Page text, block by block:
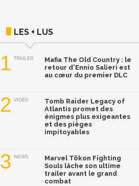
LES + LUS
1 TRAILER
Mafia The Old Country : le
retour d'Ennio Salieri est
au cœur du premier DLC
2 VIDÉO
Tomb Raider Legacy of
Atlantis promet des
énigmes plus exigeantes
et des pièges
impitoyables
3 NEWS
Marvel Tōkon Fighting
Souls lâche son ultime
trailer avant le grand
combat